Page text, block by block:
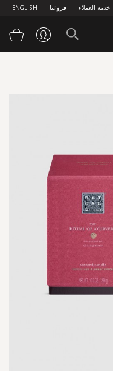
ENGLISH فروعنا خدمة العملاء